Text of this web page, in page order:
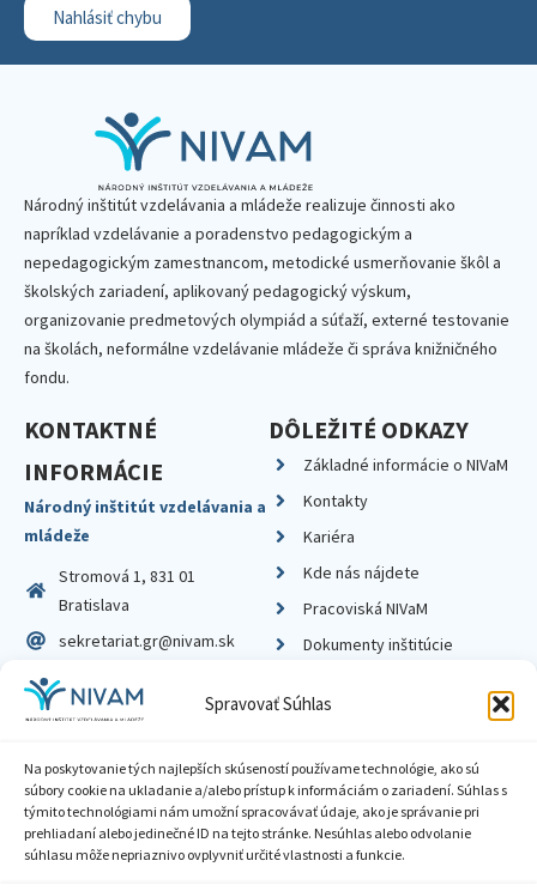
Spravovať Súhlas
Na poskytovanie tých najlepších skúseností používame technológie, ako sú
súbory cookie na ukladanie a/alebo prístup k informáciám o zariadení. Súhlas s
týmito technológiami nám umožní spracovávať údaje, ako je správanie pri
prehliadaní alebo jedinečné ID na tejto stránke. Nesúhlas alebo odvolanie
súhlasu môže nepriaznivo ovplyvniť určité vlastnosti a funkcie.
Nahlásiť chybu
Národný inštitút vzdelávania a mládeže realizuje činnosti ako
napríklad vzdelávanie a poradenstvo pedagogickým a
nepedagogickým zamestnancom, metodické usmerňovanie škôl a
školských zariadení, aplikovaný pedagogický výskum,
organizovanie predmetových olympiád a súťaží, externé testovanie
na školách, neformálne vzdelávanie mládeže či správa knižničného
fondu.
KONTAKTNÉ
INFORMÁCIE
Národný inštitút vzdelávania a
mládeže
Stromová 1, 831 01
Bratislava
sekretariat.gr@nivam.sk
IČO: 00164348
DIČ: 2020798714
DÔLEŽITÉ ODKAZY
Základné informácie o NIVaM
Kontakty
Kariéra
Kde nás nájdete
Pracoviská NIVaM
Dokumenty inštitúcie
Zásady ochrany súkromia